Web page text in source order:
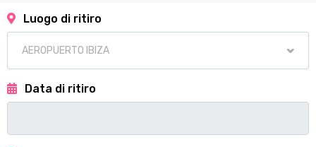
Luogo di ritiro
Data di ritiro